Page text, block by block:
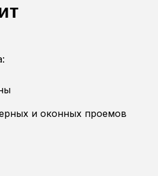
и оконных проемов